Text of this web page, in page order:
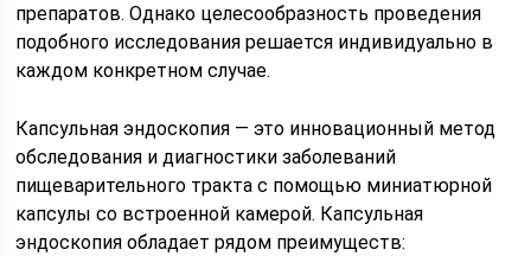
препаратов. Однако целесообразность проведения
подобного исследования решается индивидуально в
каждом конкретном случае.
Капсульная эндоскопия — это инновационный метод
обследования и диагностики заболеваний
пищеварительного тракта с помощью миниатюрной
капсулы со встроенной камерой. Капсульная
эндоскопия обладает рядом преимуществ: